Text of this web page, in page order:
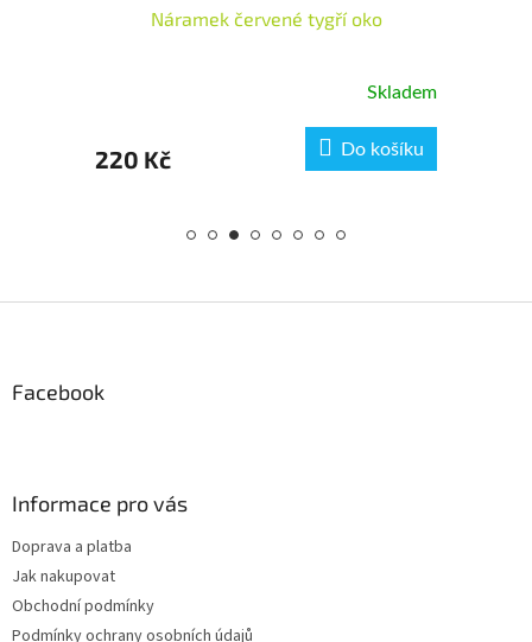
Náramek červené tygří oko
Skladem
220 Kč Do košíku
Facebook
Informace pro vás
Doprava a platba
Jak nakupovat
Obchodní podmínky
Podmínky ochrany osobních údajů